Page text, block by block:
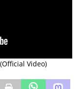
Video)